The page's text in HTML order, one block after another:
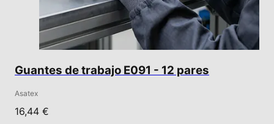
Guantes de trabajo E091 - 12 pares
Asatex
16,44 €